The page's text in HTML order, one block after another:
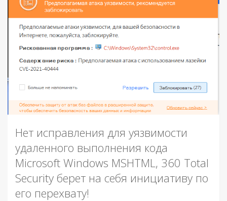
Нет исправления для уязвимости
удаленного выполнения кода
Microsoft Windows MSHTML, 360 Total
Security берет на себя инициативу по
его перехвату!